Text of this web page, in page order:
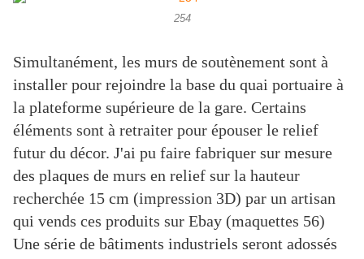
254
Simultanément, les murs de soutènement sont à
installer pour rejoindre la base du quai portuaire à
la plateforme supérieure de la gare. Certains
éléments sont à retraiter pour épouser le relief
futur du décor. J'ai pu faire fabriquer sur mesure
des plaques de murs en relief sur la hauteur
recherchée 15 cm (impression 3D) par un artisan
qui vends ces produits sur Ebay (maquettes 56)
Une série de bâtiments industriels seront adossés